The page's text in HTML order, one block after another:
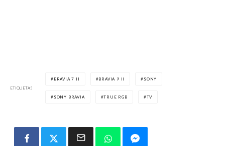
ETIQUETAS
BRAVIA 7 II BRAVIA 9 II SONY
SONY BRAVIA TRUE RGB TV